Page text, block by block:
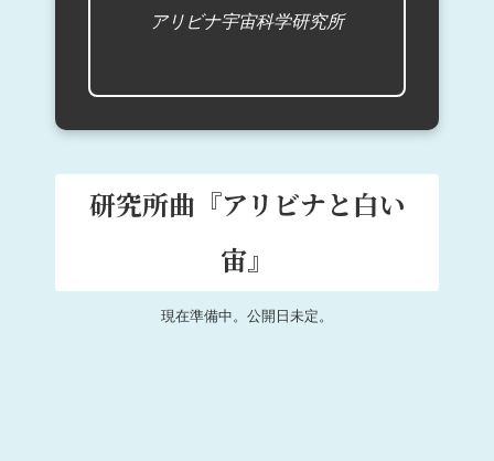
アリビナ宇宙科学研究所
研究所曲『アリビナと白い
宙』
現在準備中。公開日未定。